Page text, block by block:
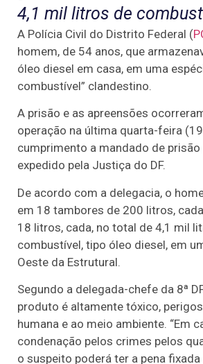
4,1 mil litros de
A Polícia Civil do Distrito Federal (
homem, de 54 anos, que
óleo diesel em casa, em uma
combustível” clandestino.
A prisão e as apreensões
operação na última quarta-feira
cumprimento a mandado de prisão
expedido pela Justiça do DF.
De acordo com a delegacia, o
em 18 tambores de 200 litros,
18 litros, cada, no total de 4,1 mil
combustível, tipo óleo diesel, em
Oeste da Estrutural.
Segundo a delegada-chefe da 8ª
produto é altamente tóxico,
humana e ao meio ambiente. “Em
condenação pelos crimes pelos
o suspeito poderá ter a pena